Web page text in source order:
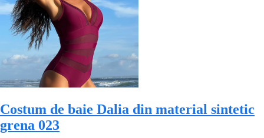
Costum de baie Dalia din material sintetic
grena 023